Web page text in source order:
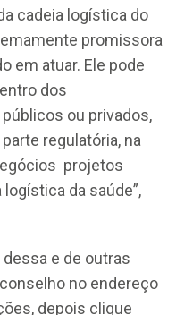
cadeia logística do
promissora
em atuar. Ele pode
dos
ou privados,
regulatória, na
projetos
da saúde”,
e de outras
no endereço
depois clique